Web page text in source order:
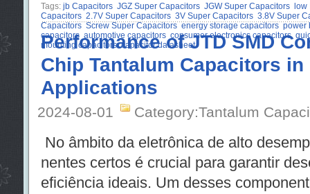
Tags: jb Capacitors JGZ Super Capacitors JGW Super Capacitors low
Capacitors 2.7V Super Capacitors 3V Super Capacitors 3.8V Super
Capacitors Screw Super Capacitors energy storage capacitors power
capacitors automotive capacitors consumer electronics capacitors
mounting capacitors capacitor datasheet
Performance of JTD SMD
Chip Tantalum Capacitors
Applications
2024-08-01 Category:Tantalum
No âmbito da eletrônica de alto
nentes certos é crucial para garantir
eficiência ideais. Um desses